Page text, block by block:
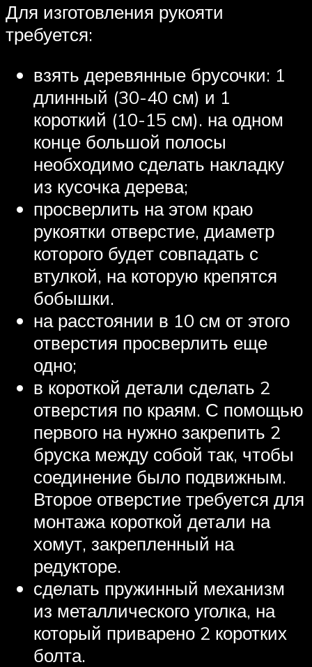
Для изготовления рукояти
требуется:
взять деревянные брусочки: 1
длинный (30-40 см) и 1
короткий (10-15 см). на одном
конце большой полосы
необходимо сделать накладку
из кусочка дерева;
просверлить на этом краю
рукоятки отверстие, диаметр
которого будет совпадать с
втулкой, на которую крепятся
бобышки.
на расстоянии в 10 см от этого
отверстия просверлить еще
одно;
в короткой детали сделать 2
отверстия по краям. С помощью
первого на нужно закрепить 2
бруска между собой так, чтобы
соединение было подвижным.
Второе отверстие требуется для
монтажа короткой детали на
хомут, закрепленный на
редукторе.
сделать пружинный механизм
из металлического уголка, на
который приварено 2 коротких
болта.